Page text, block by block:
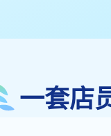
一套店